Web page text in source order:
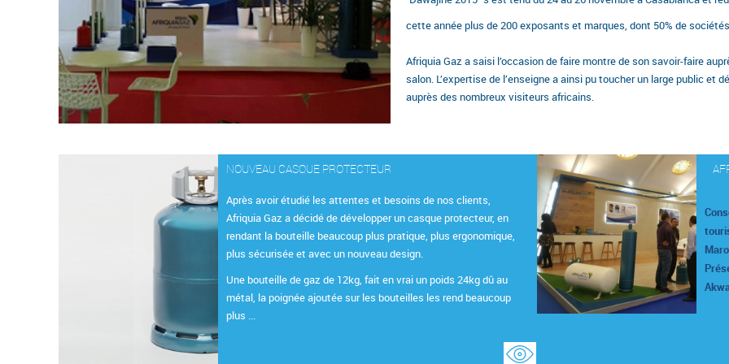
cette année plus de 200 exposants et marques, dont 50% de
Afriquia Gaz a saisi l’occasion de faire montre de son savoir-faire
salon. L’expertise de l’enseigne a ainsi pu toucher un large public
auprès des nombreux visiteurs africains.
NOUVEAU CASQUE PROTECTEUR
Après avoir étudié les attentes et besoins de nos clients,
Afriquia Gaz a décidé de développer un casque protecteur, en
rendant la bouteille beaucoup plus pratique, plus ergonomique,
plus sécurisée et avec un nouveau design.
Une bouteille de gaz de 12kg, fait en vrai un poids 24kg dû au
métal, la poignée ajoutée sur les bouteilles les rend beaucoup
plus ...